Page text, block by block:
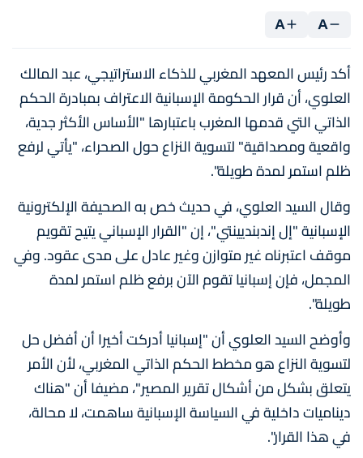
A
A
أكد رئيس المعهد المغربي للذكاء الاستراتيجي، عبد المالك
العلوي، أن قرار الحكومة الإسبانية الاعتراف بمبادرة الحكم
الذاتي التي قدمها المغرب باعتبارها "الأساس الأكثر جدية،
واقعية ومصداقية" لتسوية النزاع حول الصحراء، "يأتي لرفع
ظلم استمر لمدة طويلة".
وقال السيد العلوي، في حديث خص به الصحيفة الإلكترونية
الإسبانية "إل إندبنديينتي"، إن "القرار الإسباني يتيح تقويم
موقف اعتبرناه غير متوازن وغير عادل على مدى عقود. وفي
المجمل، فإن إسبانيا تقوم الآن برفع ظلم استمر لمدة
طويلة".
وأوضح السيد العلوي أن "إسبانيا أدركت أخيرا أن أفضل حل
لتسوية النزاع هو مخطط الحكم الذاتي المغربي، لأن الأمر
يتعلق بشكل من أشكال تقرير المصير"، مضيفا أن "هناك
ديناميات داخلية في السياسة الإسبانية ساهمت، لا محالة،
في هذا القرار".